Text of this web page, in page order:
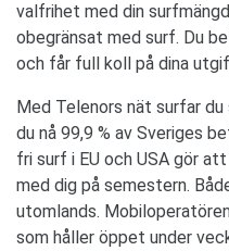
valfrihet med din
obegränsat med surf. Du
och får full koll på dina
Med Telenors nät surfar
du nå 99,9 % av Sveriges
fri surf i EU och USA gör
med dig på semestern.
utomlands.
som håller öppet under